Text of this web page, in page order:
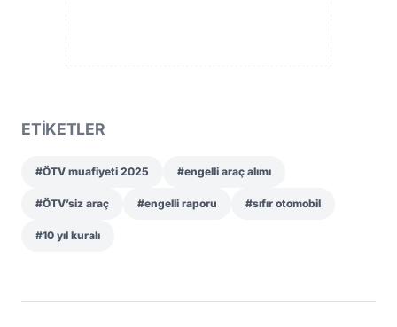
ETİKETLER
#ÖTV muafiyeti 2025 #engelli araç alımı
#ÖTV’siz araç #engelli raporu #sıfır otomobil
#10 yıl kuralı